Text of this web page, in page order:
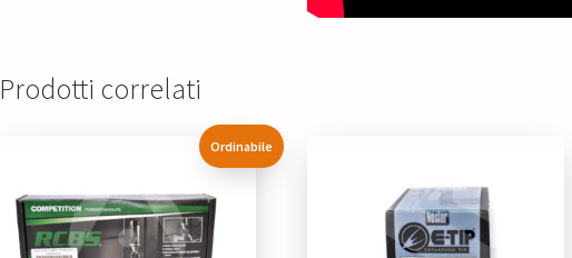
Prodotti correlati
Ordinabile